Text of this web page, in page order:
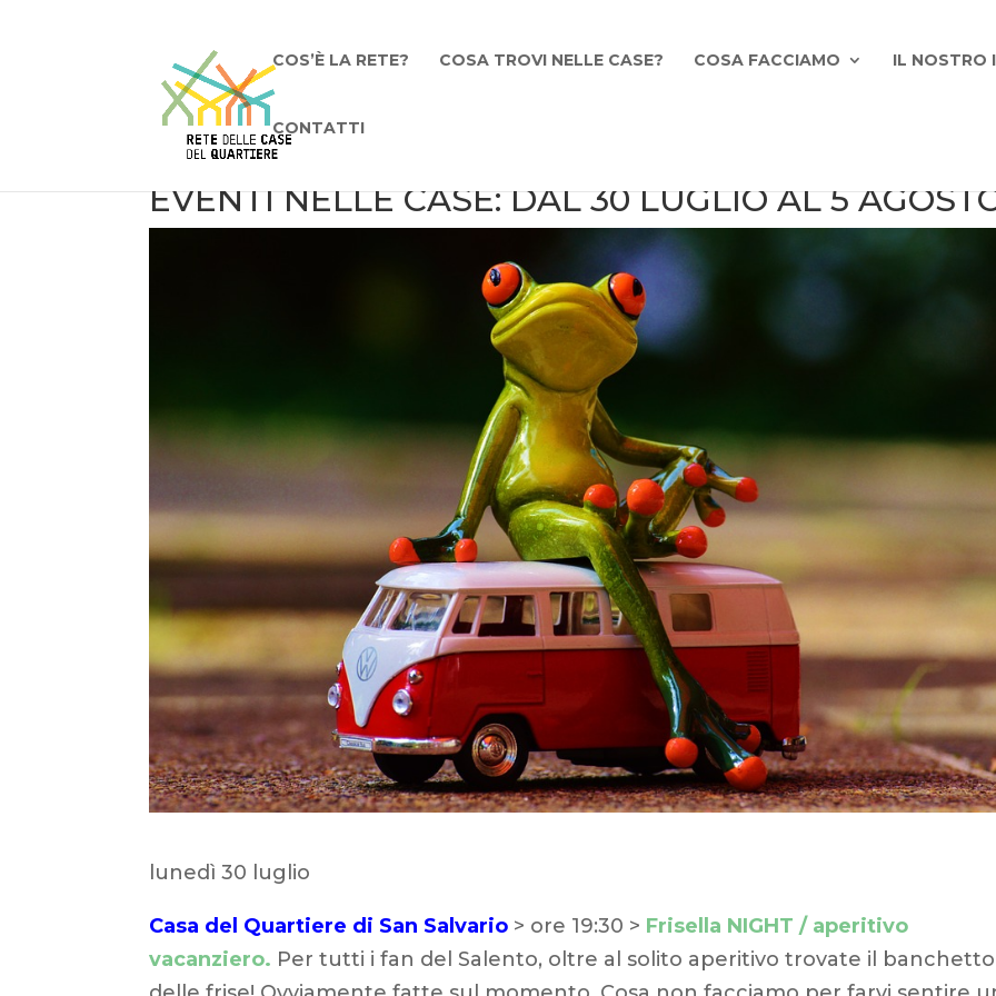
COS’È LA RETE? COSA TROVI NELLE CASE? COSA FACCIAMO IL NOSTRO
CONTATTI
EVENTI NELLE CASE: DAL 30 LUGLIO AL 5
lunedì 30 luglio
Casa del Quartiere di San Salvario > ore 19:30 > Frisella NIGHT / aperitivo
vacanziero. Per tutti i fan del Salento, oltre al solito aperitivo trovate il banchetto